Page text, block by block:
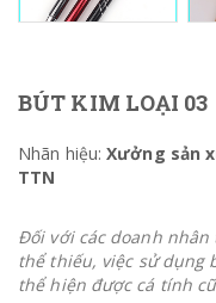
BÚT KIM LOẠI 03
Nhãn hiệu: Xưởng sản
TTN
Đối với các doanh
thể thiếu, việc sử dụng
thể hiện được cá tính